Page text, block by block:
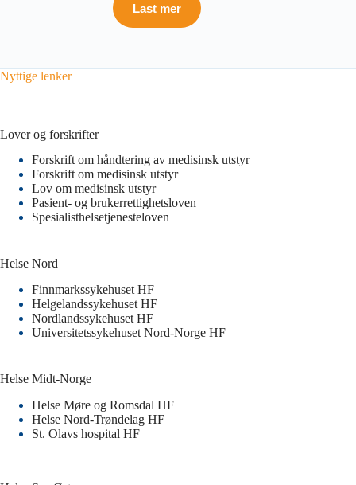
Last mer
Nyttige lenker
Lover og forskrifter
Forskrift om håndtering av medisinsk utstyr
Forskrift om medisinsk utstyr
Lov om medisinsk utstyr
Pasient- og brukerrettighetsloven
Spesialisthelsetjenesteloven
Helse Nord
Finnmarkssykehuset HF
Helgelandssykehuset HF
Nordlandssykehuset HF
Universitetssykehuset Nord-Norge HF
Helse Midt-Norge
Helse Møre og Romsdal HF
Helse Nord-Trøndelag HF
St. Olavs hospital HF